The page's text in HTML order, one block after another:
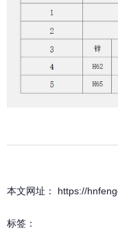
本文网址： https://
标签：